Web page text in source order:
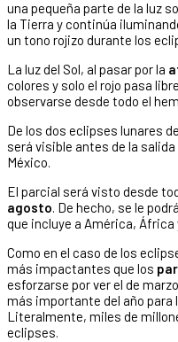
una pequeña parte de la luz
la Tierra y continúa
un tono rojizo durante los
La luz del Sol, al pasar por la
colores y solo el rojo pasa
observarse desde todo el
De los dos eclipses lunares de
será visible antes de la salida
México.
El parcial será visto desde
agosto. De hecho, se le
que incluye a América, África
Como en el caso de los
más impactantes que los
esforzarse por ver el de
más importante del año para
Literalmente, miles de
eclipses.